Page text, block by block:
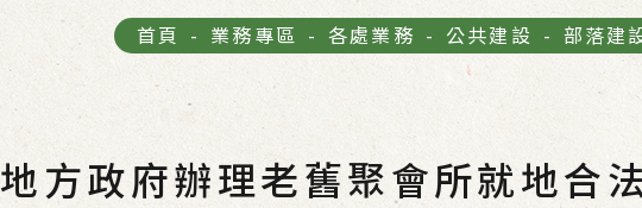
首頁 - 業務專區 - 各處業務 - 公共建設 - 部落建
地方政府辦理老舊聚會所就地合